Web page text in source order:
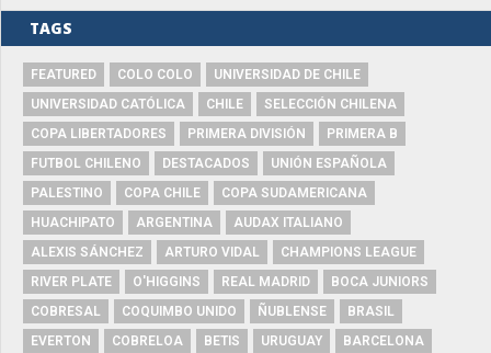
TAGS
FEATURED COLO COLO
UNIVERSIDAD DE CHILE
UNIVERSIDAD CATÓLICA
CHILE
SELECCIÓN CHILENA
COPA LIBERTADORES
PRIMERA DIVISIÓN
PRIMERA B
FUTBOL CHILENO
DESTACADOS
UNIÓN ESPAÑOLA
PALESTINO
COPA CHILE
COPA SUDAMERICANA
HUACHIPATO
ARGENTINA
AUDAX ITALIANO
ALEXIS SÁNCHEZ
ARTURO VIDAL
CHAMPIONS LEAGUE
RIVER PLATE
O'HIGGINS REAL MADRID
BOCA JUNIORS
COBRESAL
COQUIMBO UNIDO ÑUBLENSE
BRASIL
EVERTON
COBRELOA BETIS URUGUAY
BARCELONA